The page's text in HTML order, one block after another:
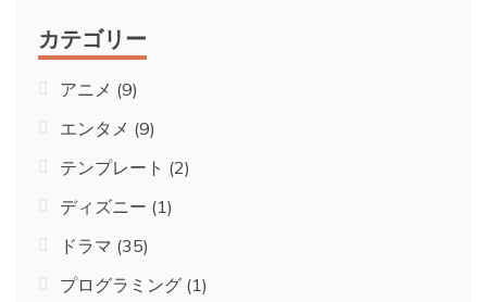
カテゴリー
アニメ (9)
エンタメ (9)
テンプレート (2)
ディズニー (1)
ドラマ (35)
プログラミング (1)